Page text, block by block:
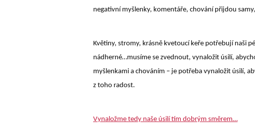
negativní myšlenky, komentáře, chování přijdou
Květiny, stromy, krásně kvetoucí keře potřebují naši
nádherné…musíme se zvednout, vynaložit úsilí,
myšlenkami a chováním – je potřeba vynaložit úsilí,
z toho radost.
Vynaložme tedy naše úsilí tím dobrým směrem…